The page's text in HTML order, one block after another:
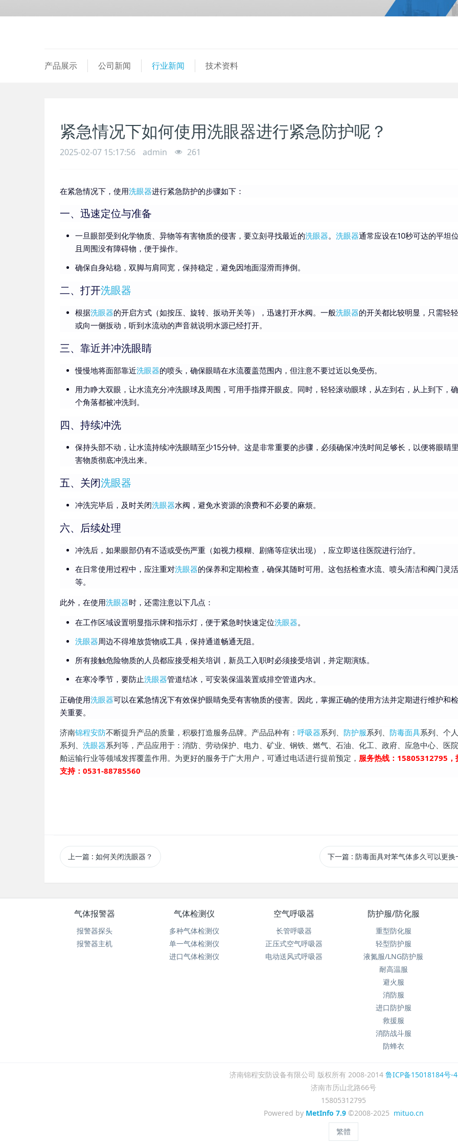
产品展示 公司新闻 行业新闻 技术资料
紧急情况下如何使用洗眼器进行紧急防护呢？
2025-02-07 15:17:56 admin 261
在紧急情况下，使用洗眼器进行紧急防护的步骤如下：
一、迅速定位与准备
一旦眼部受到化学物质、异物等有害物质的侵害，要立刻寻找最近的洗眼器。 洗眼器通常应设在10秒可达的平坦
且周围没有障碍物，便于操作。
确保自身站稳，双脚与肩同宽，保持稳定，避免因地面湿滑而摔倒。
二、打开洗眼器
根据洗眼器的开启方式（如按压、旋转、扳动开关等），迅速打开水阀。一般洗眼器的开关都比较明显，只需轻
或向一侧扳动，听到水流动的声音就说明水源已经打开。
三、靠近并冲洗眼睛
慢慢地将面部靠近洗眼器的喷头，确保眼睛在水流覆盖范围内，但注意不要过近以免受伤。
用力睁大双眼，让水流充分冲洗眼球及周围，可用手指撑开眼皮。同时，轻轻滚动眼球，从左到右，从上到下，
个角落都被冲洗到。
四、持续冲洗
保持头部不动，让水流持续冲洗眼睛至少15分钟。这是非常重要的步骤，必须确保冲洗时间足够长，以便将眼睛
害物质彻底冲洗出来。
五、关闭洗眼器
冲洗完毕后，及时关闭洗眼器水阀，避免水资源的浪费和不必要的麻烦。
六、后续处理
冲洗后，如果眼部仍有不适或受伤严重（如视力模糊、剧痛等症状出现），应立即送往医院进行治疗。
在日常使用过程中，应注重对洗眼器的保养和定期检查，确保其随时可用。这包括检查水流、喷头清洁和阀门灵
等。
此外，在使用洗眼器时，还需注意以下几点：
在工作区域设置明显指示牌和指示灯，便于紧急时快速定位洗眼器。
洗眼器周边不得堆放货物或工具，保持通道畅通无阻。
所有接触危险物质的人员都应接受相关培训，新员工入职时必须接受培训，并定期演练。
在寒冷季节，要防止洗眼器管道结冰，可安装保温装置或排空管道内水。
正确使用洗眼器可以在紧急情况下有效保护眼睛免受有害物质的侵害。因此，掌握正确的使用方法并定期进行维护和
关重要。
济南锦程安防不断提升产品的质量，积极打造服务品牌。产品品种有： 呼吸器系列、 防护服系列、 防毒面具系列、个
系列、 洗眼器系列等，产品应用于：消防、劳动保护、电力、矿业、钢铁、燃气、石油、化工、政府、应急中心、医
舶运输行业等领域发挥覆盖作用。为更好的服务于广大用户，可通过电话进行提前预定， 服务热线：15805312795，
支持：0531-88785560
上一篇 : 如何关闭洗眼器？ 下一篇 : 防毒面具对苯气体多久可以更换
气体报警器
报警器探头
报警器主机
气体检测仪
多种气体检测仪
单一气体检测仪
进口气体检测仪
空气呼吸器
长管呼吸器
正压式空气呼吸器
电动送风式呼吸器
防护服/防化服
重型防化服
轻型防护服
液氮服/LNG防护服
耐高温服
避火服
消防服
进口防护服
救援服
消防战斗服
防蜂衣
济南锦程安防设备有限公司 版权所有 2008-2014 鲁ICP备15018184号-4
济南市历山北路66号
15805312795
Powered by MetInfo 7.9©2008-2025 mituo.cn
繁體